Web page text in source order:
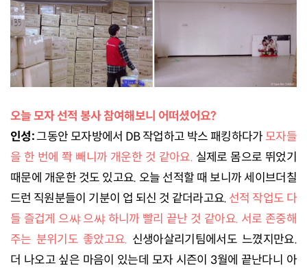
오늘 모자 선적 봉사 참여해보니 어떠셨어요?
인성:그동안 모자방에서 DB 작업하고 박스 패킹하다가 모자들
을 한 번에 쫙 빼니까 개운한 것 같아요. 실제로 몸으로 뛰었기
때문에 개운한 것도 있고요. 오늘 선적할 때 보니까 세이브더칠
드런 직원분들이 기분이 업 되신 것 같더라고요. 선적 작업도 다
들 즐겁게 으쌰 으쌰 하니까 빨리 끝난 것 같아요. 서로 존중해
주는 분위기도 좋았고요. 신생아살리기팀에서도 느꼈지만요.
더 나오고 싶은 마음이 있는데 모자 시즌이 3월에 끝난다니 아